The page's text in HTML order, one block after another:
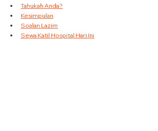
Tahukah Anda?
Kesimpulan
Soalan Lazim
Sewa Katil Hospital Hari Ini